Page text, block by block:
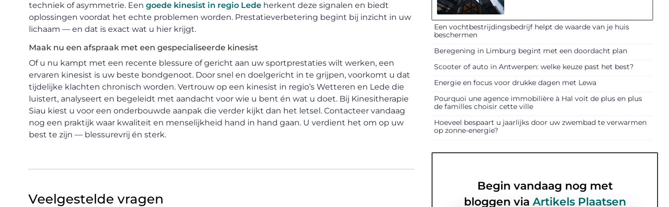
techniek of asymmetrie. Een goede kinesist in regio Lede herkent deze signalen en biedt
oplossingen voordat het echte problemen worden. Prestatieverbetering begint bij inzicht in uw
lichaam — en dat is exact wat u hier krijgt.
Maak nu een afspraak met een gespecialiseerde kinesist
Of u nu kampt met een recente blessure of gericht aan uw sportprestaties wilt werken, een
ervaren kinesist is uw beste bondgenoot. Door snel en doelgericht in te grijpen, voorkomt u dat
tijdelijke klachten chronisch worden. Vertrouw op een kinesist in regio’s Wetteren en Lede die
luistert, analyseert en begeleidt met aandacht voor wie u bent én wat u doet. Bij Kinesitherapie
Siau kiest u voor een onderbouwde aanpak die verder kijkt dan het letsel. Contacteer vandaag
nog een praktijk waar kwaliteit en menselijkheid hand in hand gaan. U verdient het om op uw
best te zijn — blessurevrij én sterk.
Veelgestelde vragen
Een vochtbestrijdingsbedrijf helpt de waarde van je huis
beschermen
Beregening in Limburg begint met een doordacht plan
Scooter of auto in Antwerpen: welke keuze past het best?
Energie en focus voor drukke dagen met Lewa
Pourquoi une agence immobilière à Hal voit de plus en plus
de familles choisir cette ville
Hoeveel bespaart u jaarlijks door uw zwembad te verwarmen
op zonne-energie?
Begin vandaag nog met
bloggen via Artikels Plaatsen